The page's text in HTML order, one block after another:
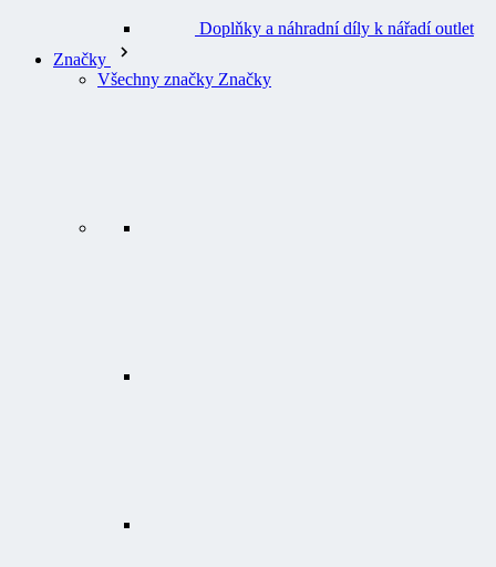
Všechny značky Značky